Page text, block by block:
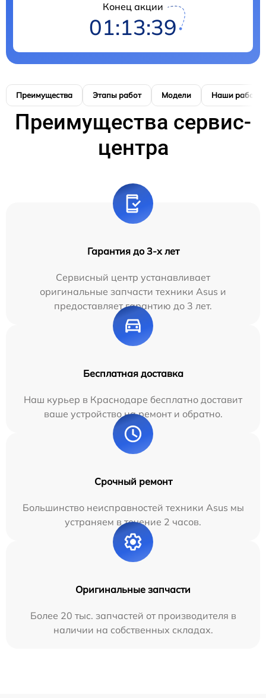
Конец акции
01:13:38
Преимущества Этапы работ Модели Наши работы
Преимущества сервис-
центра
Гарантия до 3-х лет
Сервисный центр устанавливает
оригинальные запчасти техники Asus и
предоставляет гарантию до 3 лет.
Бесплатная доставка
Наш курьер в Краснодаре бесплатно доставит
ваше устройство на ремонт и обратно.
Срочный ремонт
Большинство неисправностей техники Asus мы
устраняем в течение 2 часов.
Оригинальные запчасти
Более 20 тыс. запчастей от производителя в
наличии на собственных складах.